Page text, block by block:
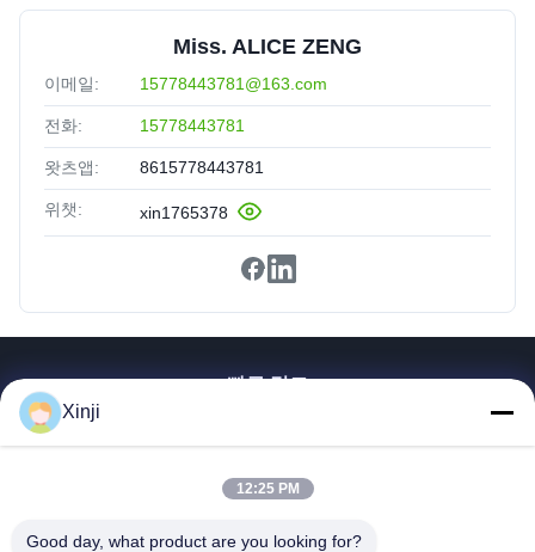
Miss. ALICE ZENG
이메일: 15778443781@163.com
전화: 15778443781
왓츠앱: 8615778443781
위챗: xin1765378
빠른 링크
우리에 대해
Xinji
12:25 PM
Good day, what product are you looking for?